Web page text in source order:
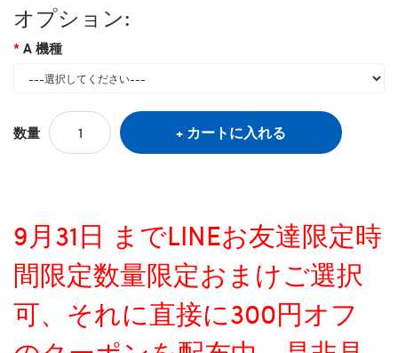
オプション:
A 機種
数量 カートに入れる
9月31日 までLINEお友達限定時
間限定数量限定おまけご選択
可、それに直接に300円オフ